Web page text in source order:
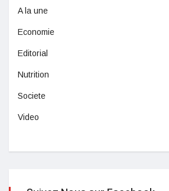
A la une
Economie
Editorial
Nutrition
Societe
Video